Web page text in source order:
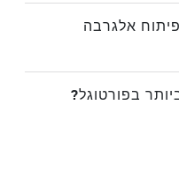
בפורטוגל?